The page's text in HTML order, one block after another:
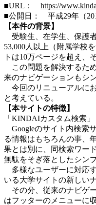
■URL： https://
■公開日： 平成29年（
【本件の背景】
受験生、在学生、保護
53,000人以上（附属学校
トは10万ページを超え、
この問題を解決するた
来のナビゲーションもシ
今回のリニューアルに
と考えている。
【本サイトの特徴】
「KINDAIカスタム検索」
Googleのサイト内検索
る情報はもちろんの事、
果とは別に、同検索ワー
無駄をそぎ落としたシン
多様なユーザーに対応
いる大学サイトの新しい
その分、従来のナビゲ
はフッターのメニューに